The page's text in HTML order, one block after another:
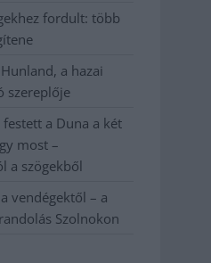
fordult: több
a hazai
szereplője
festett a Duna a két
most –
a szögekből
vendégektől – a
Szolnokon